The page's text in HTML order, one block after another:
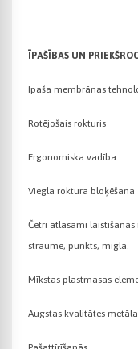
ĪPAŠĪBAS UN
Īpaša membrānas
Rotējošais rokturis
Ergonomiska vadība
Viegla roktura bloķēšana
Četri atlasāmi
straume, punkts, migla.
Mīkstas plastmasas
Augstas kvalitātes